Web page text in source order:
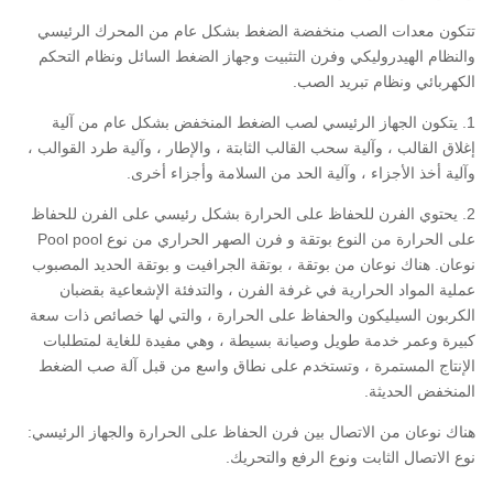
تتكون معدات الصب منخفضة الضغط بشكل عام من المحرك الرئيسي
والنظام الهيدروليكي وفرن التثبيت وجهاز الضغط السائل ونظام التحكم
الكهربائي ونظام تبريد الصب.
1. يتكون الجهاز الرئيسي لصب الضغط المنخفض بشكل عام من آلية
إغلاق القالب ، وآلية سحب القالب الثابتة ، والإطار ، وآلية طرد القوالب ،
وآلية أخذ الأجزاء ، وآلية الحد من السلامة وأجزاء أخرى.
2. يحتوي الفرن للحفاظ على الحرارة بشكل رئيسي على الفرن للحفاظ
على الحرارة من النوع بوتقة و فرن الصهر الحراري من نوع Pool pool
نوعان. هناك نوعان من بوتقة ، بوتقة الجرافيت و بوتقة الحديد المصبوب
عملية المواد الحرارية في غرفة الفرن ، والتدفئة الإشعاعية بقضبان
الكربون السيليكون والحفاظ على الحرارة ، والتي لها خصائص ذات سعة
كبيرة وعمر خدمة طويل وصيانة بسيطة ، وهي مفيدة للغاية لمتطلبات
الإنتاج المستمرة ، وتستخدم على نطاق واسع من قبل آلة صب الضغط
المنخفض الحديثة.
هناك نوعان من الاتصال بين فرن الحفاظ على الحرارة والجهاز الرئيسي:
نوع الاتصال الثابت ونوع الرفع والتحريك.